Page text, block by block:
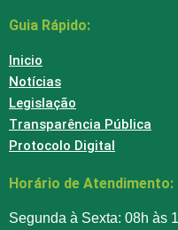
Guia Rápido:
Inicio
Notícias
Legislação
Transparência Pública
Protocolo Digital
Horário de Atendimento:
Segunda à Sexta: 08h às